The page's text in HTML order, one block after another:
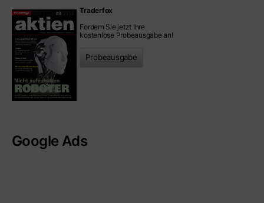
Traderfox
Fordern Sie jetzt Ihre
kostenlose Probeausgabe an!
Probeausgabe
Google Ads